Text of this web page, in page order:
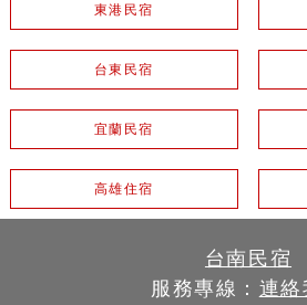
東港民宿
台東民宿
宜蘭民宿
高雄住宿
台南民宿
服務專線： 連絡